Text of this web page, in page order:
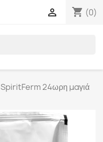
shopping_cart (0)

SpiritFerm 24ωρη μαγιά